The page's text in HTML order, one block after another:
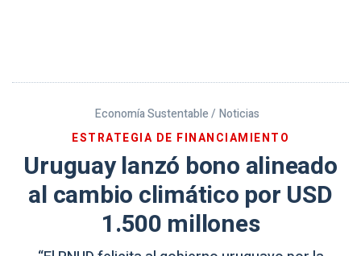
Economía Sustentable / Noticias
ESTRATEGIA DE FINANCIAMIENTO
Uruguay lanzó bono alineado
al cambio climático por USD
1.500 millones